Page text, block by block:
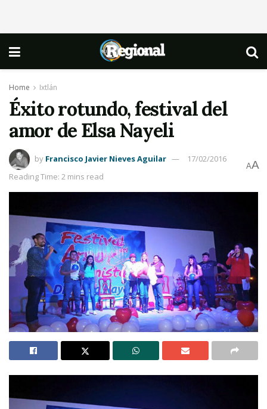
Home Ixtlán
Éxito rotundo, festival del
amor de Elsa Nayeli
by Francisco Javier Nieves Aguilar
17/02/2016
Reading Time: 2 mins read
AA